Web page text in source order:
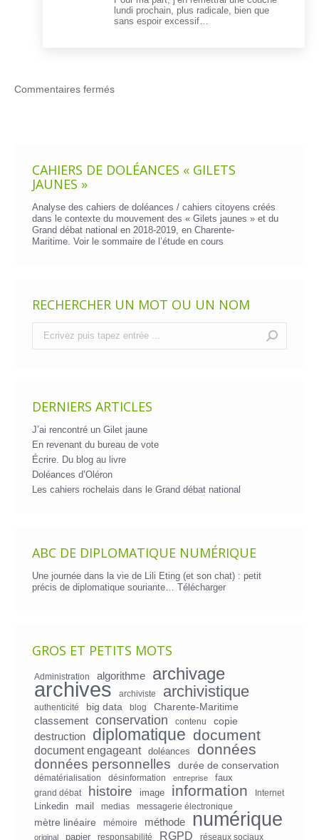
lundi prochain, plus radicale, bien que
sans espoir excessif…
Commentaires fermés
CAHIERS DE DOLÉANCES « GILETS
JAUNES »
Analyse des cahiers de doléances / cahiers citoyens créés
dans le contexte du mouvement des « Gilets jaunes » et du
Grand débat national en 2018-2019, en Charente-
Maritime. Voir le sommaire de l’étude en cours
RECHERCHER UN MOT OU UN NOM
DERNIERS ARTICLES
J’ai rencontré un Gilet jaune
En revenant du bureau de vote
Écrire. Du blog au livre
Doléances d’Oléron
Les cahiers rochelais dans le Grand débat national
ABC DE DIPLOMATIQUE NUMÉRIQUE
Une journée dans la vie de Lili Eting (et son chat) : petit
précis de diplomatique souriante… Télécharger
GROS ET PETITS MOTS
Administration algorithme archivage
archives archiviste archivistique
authenticité big data blog
Charente-Maritime
classement
conservation contenu
copie
destruction
diplomatique document
document engageant doléances données
données personnelles durée de conservation
dématérialisation désinformation entreprise faux
grand débat histoire image information Internet
Linkedin mail medias messagerie électronique
mètre linéaire mémoire méthode numérique
original papier responsabilité RGPD réseaux sociaux